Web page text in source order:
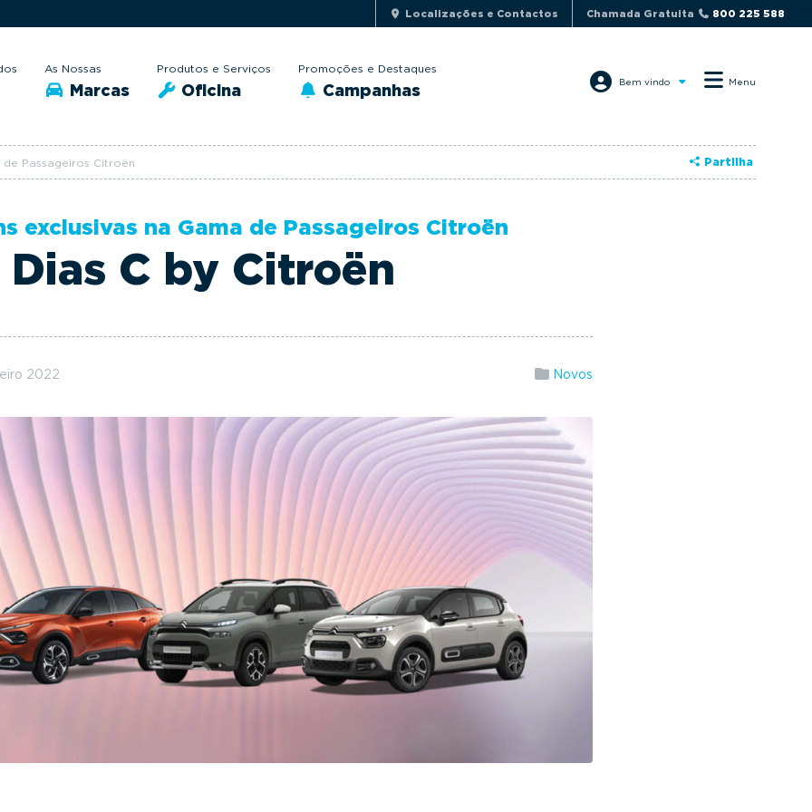
Localizações e Contactos Chamada Gratuita 800 225 588
As Nossas
Marcas
Produtos e Serviços
Oficina
Promoções e Destaques
Campanhas Bem vindo Menu
Partilha
Passageiros Citroën
Dias C by Citroën
exclusivas na Gama de Passageiros Citroën
2022 Novos